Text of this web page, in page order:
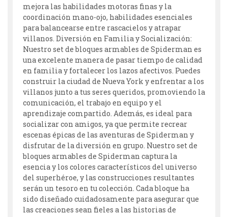
mejora las habilidades motoras finas y la
coordinación mano-ojo, habilidades esenciales
para balancearse entre rascacielos y atrapar
villanos. Diversión en Familia y Socialización:
Nuestro set de bloques armables de Spiderman es
una excelente manera de pasar tiempo de calidad
en familia y fortalecer los lazos afectivos. Puedes
construir la ciudad de Nueva York y enfrentar a los
villanos junto a tus seres queridos, promoviendo la
comunicación, el trabajo en equipo y el
aprendizaje compartido. Además, es ideal para
socializar con amigos, ya que permite recrear
escenas épicas de las aventuras de Spiderman y
disfrutar de la diversión en grupo. Nuestro set de
bloques armables de Spiderman captura la
esencia y los colores característicos del universo
del superhéroe, y las construcciones resultantes
serán un tesoro en tu colección. Cada bloque ha
sido diseñado cuidadosamente para asegurar que
las creaciones sean fieles a las historias de